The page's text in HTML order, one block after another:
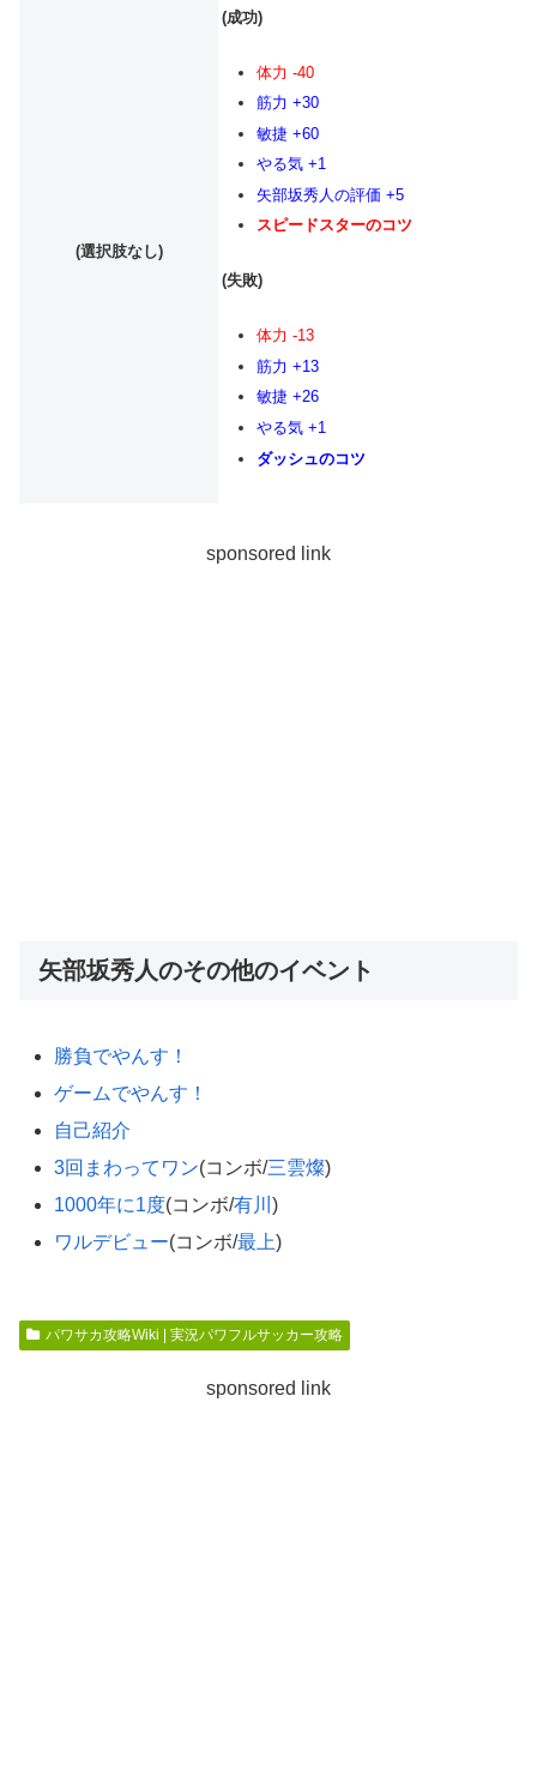
(選択肢なし)
(成功)
体力 -40
筋力 +30
敏捷 +60
やる気 +1
矢部坂秀人の評価 +5
スピードスターのコツ
(失敗)
体力 -13
筋力 +13
敏捷 +26
やる気 +1
ダッシュのコツ
sponsored link
矢部坂秀人のその他のイベント
勝負でやんす！
ゲームでやんす！
自己紹介
3回まわってワン(コンボ/三雲燦)
1000年に1度(コンボ/有川)
ワルデビュー(コンボ/最上)
パワサカ攻略Wiki | 実況パワフルサッカー攻略
sponsored link